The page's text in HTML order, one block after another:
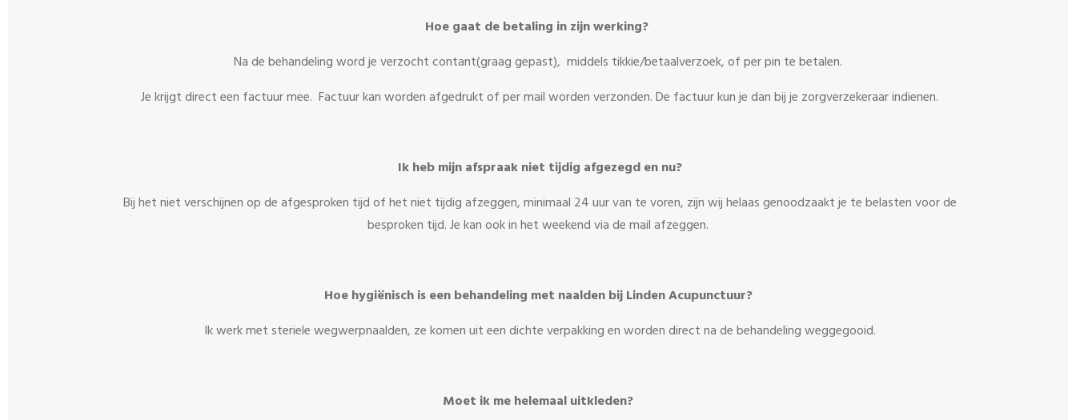
Hoe gaat de betaling in zijn werking?
Na de behandeling word je verzochtcontant(graag gepast), middels tikkie/betaalverzoek, of per pin te betalen.
Je krijgt direct een factuur mee. Factuur kan worden afgedrukt of per mail worden verzonden. De factuur kun je dan bij je zorgverzekeraar indienen.
Ik heb mijn afspraak niet tijdig afgezegd en nu?
Bij het niet verschijnen op de afgesproken tijd of het niet tijdig afzeggen, minimaal 24 uur van te voren, zijn wij helaas genoodzaakt je te belasten voor de
besproken tijd. Je kan ook in het weekend via de mail afzeggen.
Hoe hygiënisch is een behandeling met naalden bij Linden Acupunctuur?
Ik werk met steriele wegwerpnaalden, ze komen uit een dichte verpakking en worden direct na de behandeling weggegooid.
Moet ik me helemaal uitkleden?